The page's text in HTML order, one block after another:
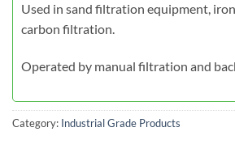
Used in sand filtration equipment,
carbon filtration.
Operated by manual filtration and
Category: Industrial Grade Products